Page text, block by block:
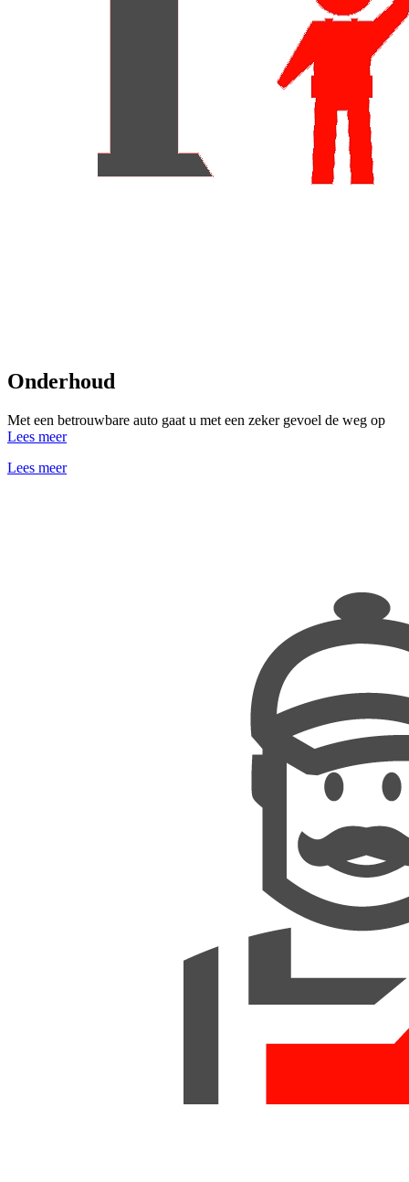
Onderhoud
Met een betrouwbare auto gaat u met een zeker gevoel de weg op
Lees meer
Lees meer